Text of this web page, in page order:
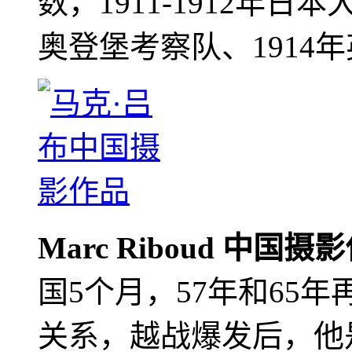
奥登堡考察队、1914
Marc Riboud 中国摄
国5个月，57年和65年
关系，越战爆发后，